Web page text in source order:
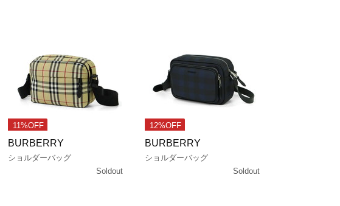
11%OFF
BURBERRY
ショルダーバッグ
Soldout
12%OFF
BURBERRY
ショルダーバッグ
Soldout